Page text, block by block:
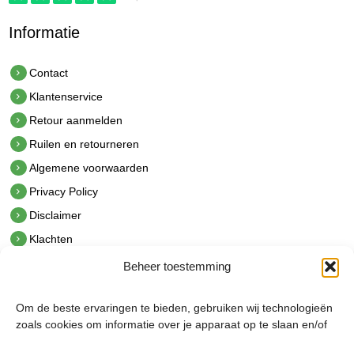
Beheer toestemming
Om de beste ervaringen te bieden, gebruiken wij technologieën
zoals cookies om informatie over je apparaat op te slaan en/of
Informatie
Contact
Klantenservice
Retour aanmelden
Ruilen en retourneren
Algemene voorwaarden
Privacy Policy
Disclaimer
Klachten
hetindustriehuis B.V.
De Hoek 1 1601 MR Enkhuizen